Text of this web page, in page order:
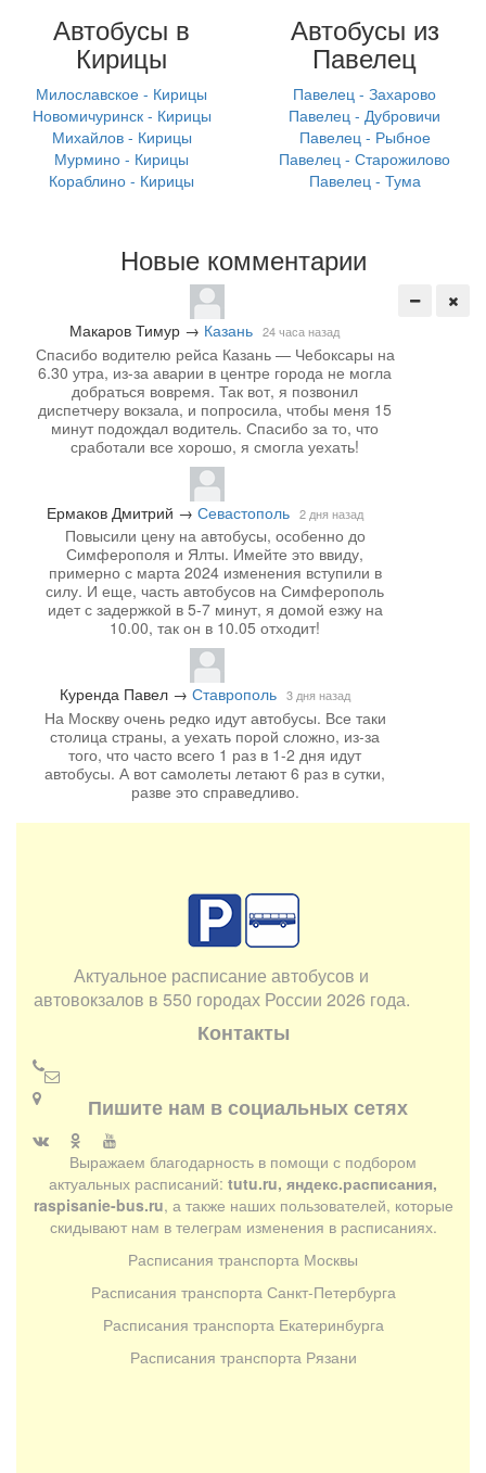
Автобусы в
Кирицы
Милославское - Кирицы
Новомичуринск - Кирицы
Михайлов - Кирицы
Мурмино - Кирицы
Кораблино - Кирицы
Автобусы из
Павелец
Павелец - Захарово
Павелец - Дубровичи
Павелец - Рыбное
Павелец - Старожилово
Павелец - Тума
Новые комментарии
Макаров Тимур → Казань 24 часа назад
Спасибо водителю рейса Казань — Чебоксары на
6.30 утра, из-за аварии в центре города не могла
добраться вовремя. Так вот, я позвонил
диспетчеру вокзала, и попросила, чтобы меня 15
минут подождал водитель. Спасибо за то, что
сработали все хорошо, я смогла уехать!
Ермаков Дмитрий → Севастополь 2 дня назад
Повысили цену на автобусы, особенно до
Симферополя и Ялты. Имейте это ввиду,
примерно с марта 2024 изменения вступили в
силу. И еще, часть автобусов на Симферополь
идет с задержкой в 5-7 минут, я домой езжу на
10.00, так он в 10.05 отходит!
Куренда Павел→ Ставрополь 3 дня назад
На Москву очень редко идут автобусы. Все таки
столица страны, а уехать порой сложно, из-за
того, что часто всего 1 раз в 1-2 дня идут
автобусы. А вот самолеты летают 6 раз в сутки,
разве это справедливо.
Актуальное расписание автобусов и
автовокзалов в 550 городах России 2026 года.
Контакты
Пишите нам в социальных сетях
Выражаем благодарность в помощи с подбором
актуальных расписаний: tutu.ru, яндекс.расписания,
raspisanie-bus.ru, а также наших пользователей, которые
скидывают нам в телеграм изменения в расписаниях.
Расписания транспорта Москвы
Расписания транспорта Санкт-Петербурга
Расписания транспорта Екатеринбурга
Расписания транспорта Рязани